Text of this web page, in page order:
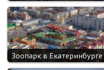
Зоопарк в Екатеринбурге